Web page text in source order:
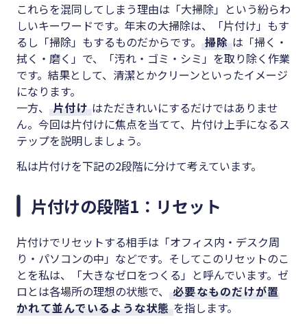
これらを混同してしまう理由は「大掃除」という紛らわ
しいキーワードです。年末の大掃除は、「片付け」もす
るし「掃除」もするものだからです。
掃除 は「掃く・
拭く・磨く」で、「汚れ・ゴミ・シミ」を取り除く作業
です。結果として、清潔とかクリーンといったイメージ
になります。
一方、
片付け はただきれいにするだけではありませ
ん。今回は片付けに焦点を当てて、片付け上手になるス
テップを説明しましょう。
私は片付けを下記の2段階に分けて考えています。
片付けの段階1：リセット
片付けでリセットする相手は「オフィス内・デスク周
り・パソコンの中」などです。そしてこのリセットのこ
とを私は、「大きなゼロをつくる」と呼んでいます。ゼ
ロとは各場所の理想の状態で、
必要なものだけが置
かれて並んでいるような状態 を指します。